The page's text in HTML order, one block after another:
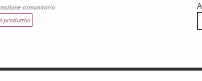
comunitaria
produttivi
agroalimentare: sfide e opportunità per i giovani e